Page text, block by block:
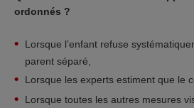
ordonnés ?
Lorsque l’enfant refuse
parent séparé,
Lorsque les experts estiment que le
Lorsque toutes les autres mesures